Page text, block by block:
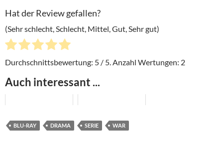
Hat der Review gefallen?
(Sehr schlecht, Schlecht, Mittel, Gut, Sehr gut)
Durchschnittsbewertung: 5 / 5. Anzahl Wertungen: 2
Auch interessant ...
BLU-RAY DRAMA SERIE WAR